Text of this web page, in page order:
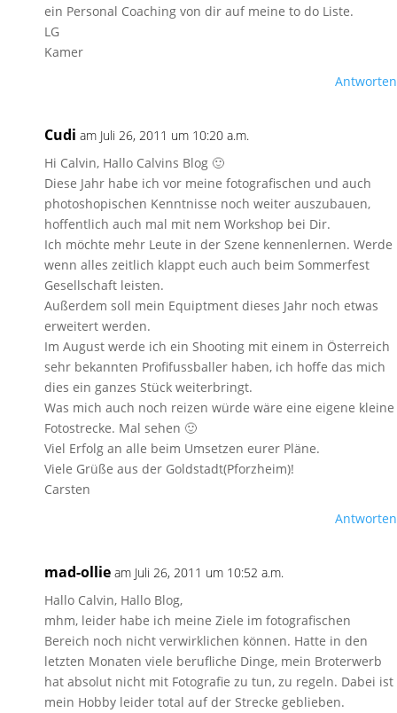
ein Personal Coaching von dir auf meine to do Liste.
LG
Kamer
Antworten
Cudi am Juli 26, 2011 um 10:20 a.m.
Hi Calvin, Hallo Calvins Blog 🙂
Diese Jahr habe ich vor meine fotografischen und auch
photoshopischen Kenntnisse noch weiter auszubauen,
hoffentlich auch mal mit nem Workshop bei Dir.
Ich möchte mehr Leute in der Szene kennenlernen. Werde
wenn alles zeitlich klappt euch auch beim Sommerfest
Gesellschaft leisten.
Außerdem soll mein Equiptment dieses Jahr noch etwas
erweitert werden.
Im August werde ich ein Shooting mit einem in Österreich
sehr bekannten Profifussballer haben, ich hoffe das mich
dies ein ganzes Stück weiterbringt.
Was mich auch noch reizen würde wäre eine eigene kleine
Fotostrecke. Mal sehen 🙂
Viel Erfolg an alle beim Umsetzen eurer Pläne.
Viele Grüße aus der Goldstadt(Pforzheim)!
Carsten
Antworten
mad-ollie am Juli 26, 2011 um 10:52 a.m.
Hallo Calvin, Hallo Blog,
mhm, leider habe ich meine Ziele im fotografischen
Bereich noch nicht verwirklichen können. Hatte in den
letzten Monaten viele berufliche Dinge, mein Broterwerb
hat absolut nicht mit Fotografie zu tun, zu regeln. Dabei ist
mein Hobby leider total auf der Strecke geblieben.